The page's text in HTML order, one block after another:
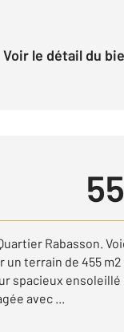
Voir le détail du
Rabasson.
un terrain de 455
spacieux
avec ...